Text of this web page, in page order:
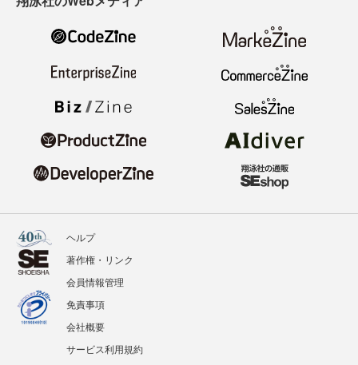
ヘルプ
著作権・リンク
会員情報管理
免責事項
会社概要
サービス利用規約